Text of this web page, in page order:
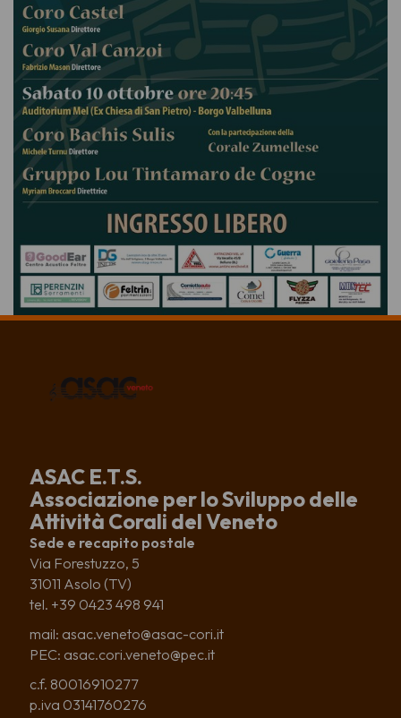
ASAC E.T.S.
Associazione per lo Sviluppo delle
Attività Corali del Veneto
Sede e recapito postale
Via Forestuzzo, 5
31011 Asolo (TV)
tel. +39 0423 498 941
mail: asac.veneto@asac-cori.it
PEC: asac.cori.veneto@pec.it
c.f. 80016910277
p.iva 03141760276